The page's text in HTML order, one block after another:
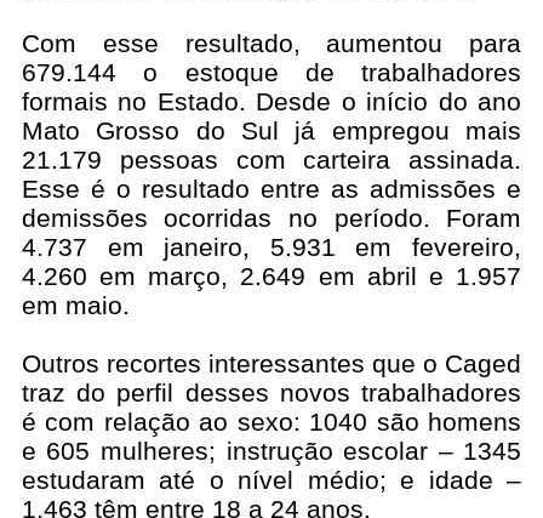
Com esse resultado, aumentou para
679.144 o estoque de trabalhadores
formais no Estado. Desde o início do ano
Mato Grosso do Sul já empregou mais
21.179 pessoas com carteira assinada.
Esse é o resultado entre as admissões e
demissões ocorridas no período. Foram
4.737 em janeiro, 5.931 em fevereiro,
4.260 em março, 2.649 em abril e 1.957
em maio.
Outros recortes interessantes que o Caged
traz do perfil desses novos trabalhadores
é com relação ao sexo: 1040 são homens
e 605 mulheres; instrução escolar – 1345
estudaram até o nível médio; e idade –
1.463 têm entre 18 a 24 anos.